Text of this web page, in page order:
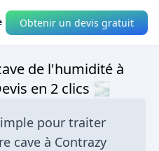
Obtenir un devis gratuit
de l'humidité à
en 2 clics 🌫
pour traiter
cave à Contrazy